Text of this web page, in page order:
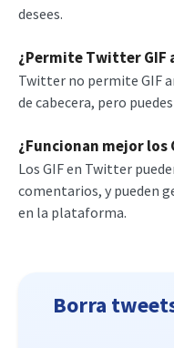
desees.
¿Permite Twitter GIF
Twitter no permite GIF
de cabecera, pero
¿Funcionan mejor los
Los GIF en Twitter
comentarios, y pueden
en la plataforma.
Borra